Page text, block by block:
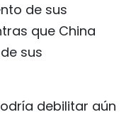
de sus
que China
sus
debilitar aún